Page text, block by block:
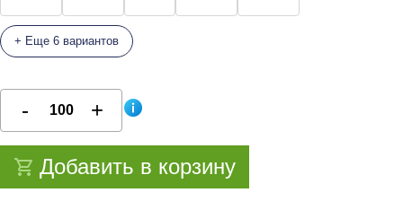
+ Еще 6 вариантов
Добавить в корзину